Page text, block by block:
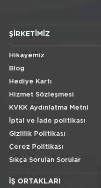
ŞIRKETIMIZ
Hikayemiz
Blog
Hediye Kartı
Hizmet Sözleşmesi
KVKK Aydınlatma Metni
İptal ve İade politikası
Gizlilik Politikası
Çerez Politikası
Sıkça Sorulan Sorular
İŞ ORTAKLARI